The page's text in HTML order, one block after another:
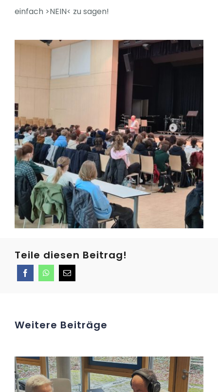
einfach >NEIN< zu sagen!
Teile diesen Beitrag!
Weitere Beiträge